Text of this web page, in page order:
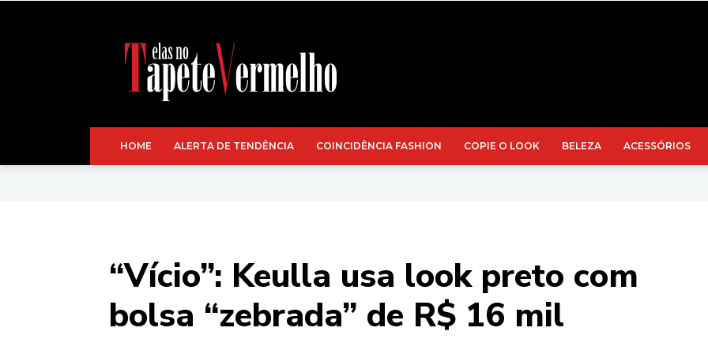
HOME ALERTA DE TENDÊNCIA COINCIDÊNCIA FASHION COPIE O LOOK BELEZA ACESSÓRIOS
“Vício”: Keulla usa look preto com
bolsa “zebrada” de R$ 16 mil